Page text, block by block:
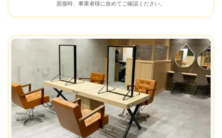
面接時、事業者様に改めてご確認ください。